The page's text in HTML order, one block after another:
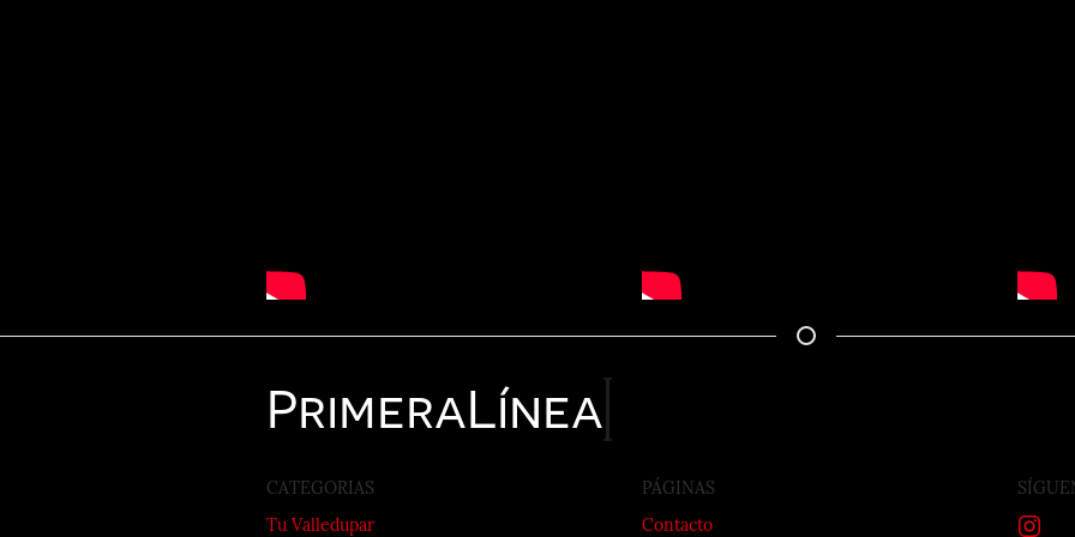
PrimeraLínea
CATEGORIAS
Tu Valledupar
PÁGINAS
Contacto